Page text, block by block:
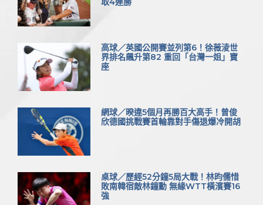
高球／英國公開賽並列第6！徐薇淩世
界排名飆升第82 重回「台灣一姐」寶
座
網球／暌違5個月再勝百大高手！曾俊
欣德國挑戰賽首輪靠對手傷退爆冷開胡
桌球／歷經52分鐘5局大戰！林昀儒惜
敗南韓宿敵林鐘勳 無緣WTT橫濱賽16
強